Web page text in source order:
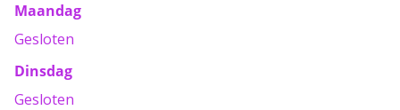
Maandag
Gesloten
Dinsdag
Gesloten